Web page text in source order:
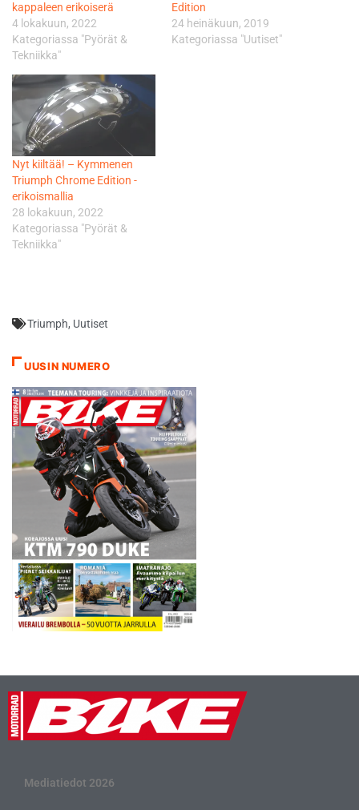
kappaleen erikoiserä
4 lokakuun, 2022
Kategoriassa "Pyörät &
Tekniikka"
Edition
24 heinäkuun, 2019
Kategoriassa "Uutiset"
Nyt kiiltää! – Kymmenen
Triumph Chrome Edition -
erikoismallia
28 lokakuun, 2022
Kategoriassa "Pyörät &
Tekniikka"
Triumph, Uutiset
UUSIN NUMERO
Mediatiedot 2026